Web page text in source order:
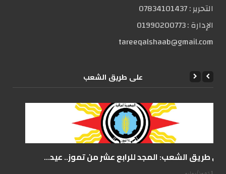
التحریر :07834101437
الإدارة :01990200773
tareeqalshaab@gmail.com
علی طریق الشعب
على طريق الشعب: المجد للرابع عشر من تموز.. عيد...